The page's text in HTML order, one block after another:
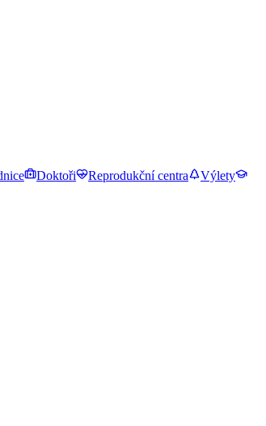
Doktoři Reprodukční centra
Výlety